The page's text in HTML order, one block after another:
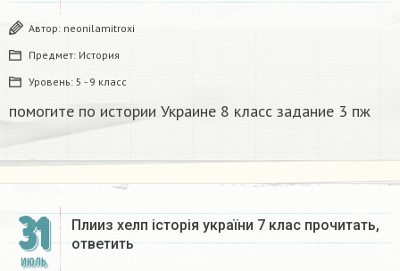
Автор: neonilamitroxi
Предмет: История
Уровень: 5 - 9 класс
помогите по истории Украине 8 класс задание 3 пж​
31
ИЮЛЬ
Плииз хелп історія україни 7 клас прочитать,
ответить